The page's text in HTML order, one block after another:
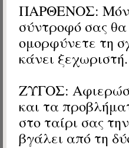
ΠΑΡΘΕΝΟΣ: Μόνο
σύντροφό σας θα
ομορφύνετε τη
κάνει ξεχωριστή.
ΖΥΓΟΣ:
και τα
στο ταίρι σας
βγάλει από τη